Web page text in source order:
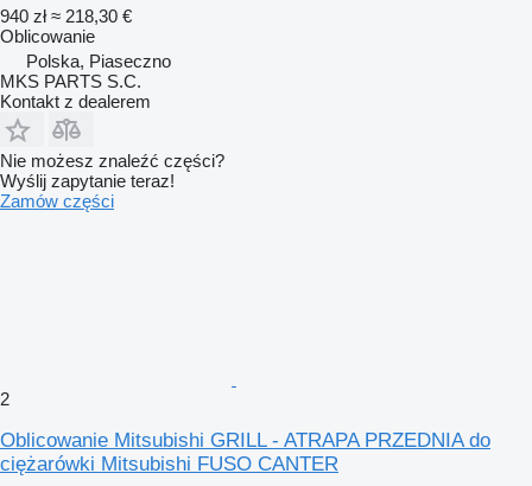
940 zł ≈ 218,30 €
Oblicowanie
Polska, Piaseczno
MKS PARTS S.C.
Kontakt z dealerem
Nie możesz znaleźć części?
Wyślij zapytanie teraz!
Zamów części
2
Oblicowanie Mitsubishi GRILL - ATRAPA PRZEDNIA do
ciężarówki Mitsubishi FUSO CANTER